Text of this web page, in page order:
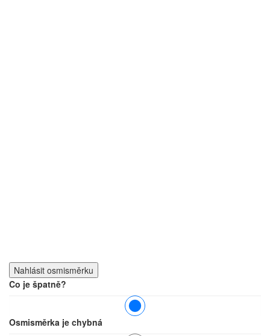
Co je špatně?
Osmisměrka je chybná